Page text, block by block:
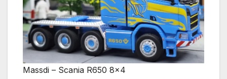
Massdi – Scania R650 8×4